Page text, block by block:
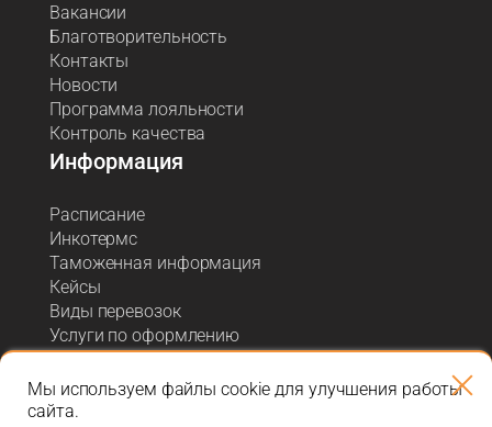
Вакансии
Благотворительность
Контакты
Новости
Программа лояльности
Контроль качества
Информация
Расписание
Инкотермс
Таможенная информация
Кейсы
Виды перевозок
Услуги по оформлению
Акции и спецпредложения
Блог о логистике
Мы используем файлы cookie для улучшения работы
сайта.